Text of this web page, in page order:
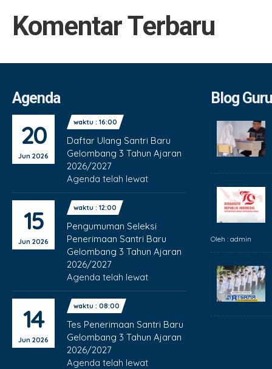
Komentar Terbaru
Agenda
20
Jun 2026
waktu : 16:00
Daftar Ulang Santri Baru
Gelombang 3 Tahun Ajaran
2026/2027
Agenda telah lewat
15
Jun 2026
waktu : 12:00
Pengumuman Seleksi
Penerimaan Santri Baru
Gelombang 3 Tahun Ajaran
2026/2027
Agenda telah lewat
14
Jun 2026
waktu : 08:00
Tes Penerimaan Santri Baru
Gelombang 3 Tahun Ajaran
2026/2027
Agenda telah lewat
Blog Guru
Oleh : admin